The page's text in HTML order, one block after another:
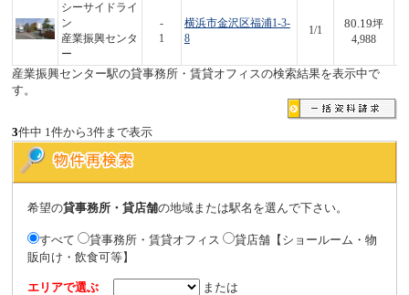
シーサイドライ
ン
産業振興センタ
ー
-
1
横浜市金沢区福浦1-3-
8
1/1
80.19坪
4,988
産業振興センター駅の貸事務所・賃貸オフィスの検索結果を表示中で
す。
3件中 1件から3件まで表示
希望の貸事務所・貸店舗の地域または駅名を選んで下さい。
すべて 貸事務所・賃貸オフィス
貸店舗【ショールーム・物
販向け・飲食可等】
エリアで選ぶ
または